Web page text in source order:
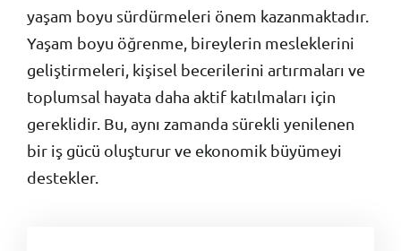
yaşam boyu sürdürmeleri önem kazanmaktadır.
Yaşam boyu öğrenme, bireylerin mesleklerini
geliştirmeleri, kişisel becerilerini artırmaları ve
toplumsal hayata daha aktif katılmaları için
gereklidir. Bu, aynı zamanda sürekli yenilenen
bir iş gücü oluşturur ve ekonomik büyümeyi
destekler.